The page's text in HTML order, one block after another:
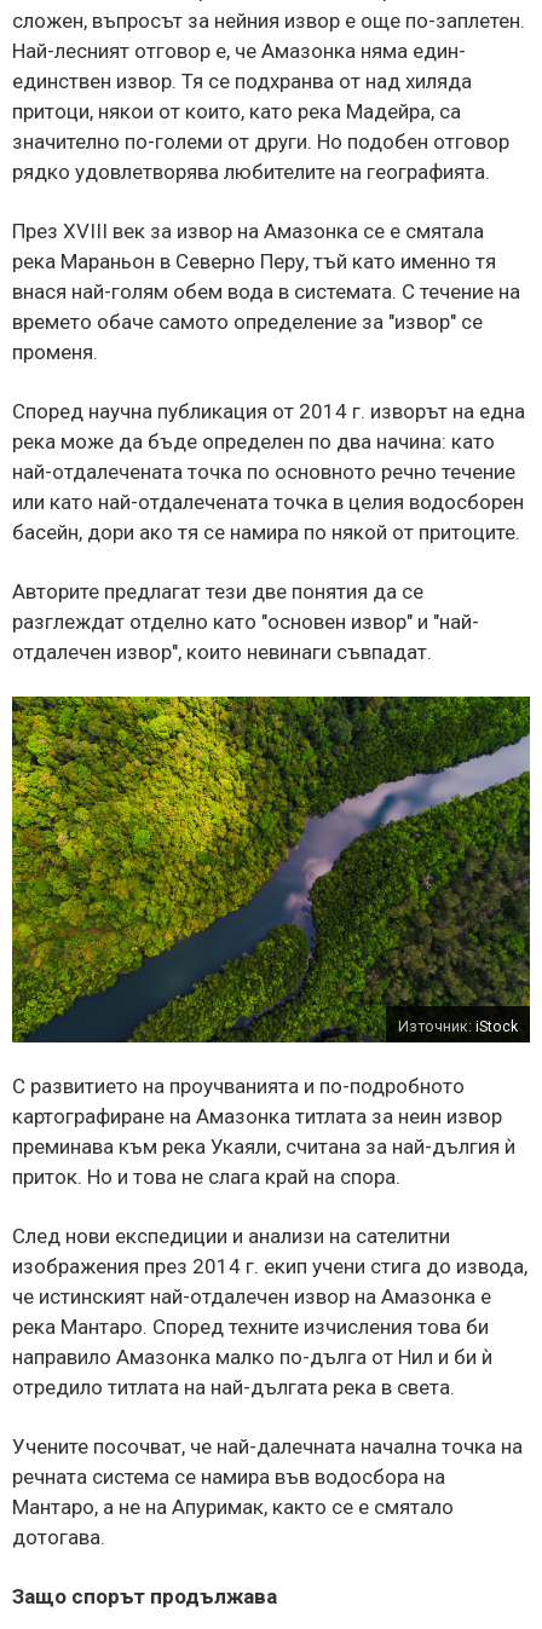
сложен, въпросът за нейния извор е още по-заплетен.
Най-лесният отговор е, че Амазонка няма един-
единствен извор. Тя се подхранва от над хиляда
притоци, някои от които, като река Мадейра, са
значително по-големи от други. Но подобен отговор
рядко удовлетворява любителите на географията.
През XVIII век за извор на Амазонка се е смятала
река Мараньон в Северно Перу, тъй като именно тя
внася най-голям обем вода в системата. С течение на
времето обаче самото определение за "извор" се
променя.
Според научна публикация от 2014 г. изворът на една
река може да бъде определен по два начина: като
най-отдалечената точка по основното речно течение
или като най-отдалечената точка в целия водосборен
басейн, дори ако тя се намира по някой от притоците.
Авторите предлагат тези две понятия да се
разглеждат отделно като "основен извор" и "най-
отдалечен извор", които невинаги съвпадат.
Източник: iStock
С развитието на проучванията и по-подробното
картографиране на Амазонка титлата за неин извор
преминава към река Укаяли, считана за най-дългия ѝ
приток. Но и това не слага край на спора.
След нови експедиции и анализи на сателитни
изображения през 2014 г. екип учени стига до извода,
че истинският най-отдалечен извор на Амазонка е
река Мантаро. Според техните изчисления това би
направило Амазонка малко по-дълга от Нил и би ѝ
отредило титлата на най-дългата река в света.
Учените посочват, че най-далечната начална точка на
речната система се намира във водосбора на
Мантаро, а не на Апуримак, както се е смятало
дотогава.
Защо спорът продължава